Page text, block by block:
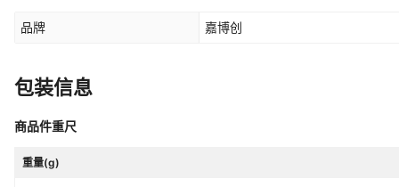
品牌 嘉博创
包装信息
商品件重尺
重量(g)